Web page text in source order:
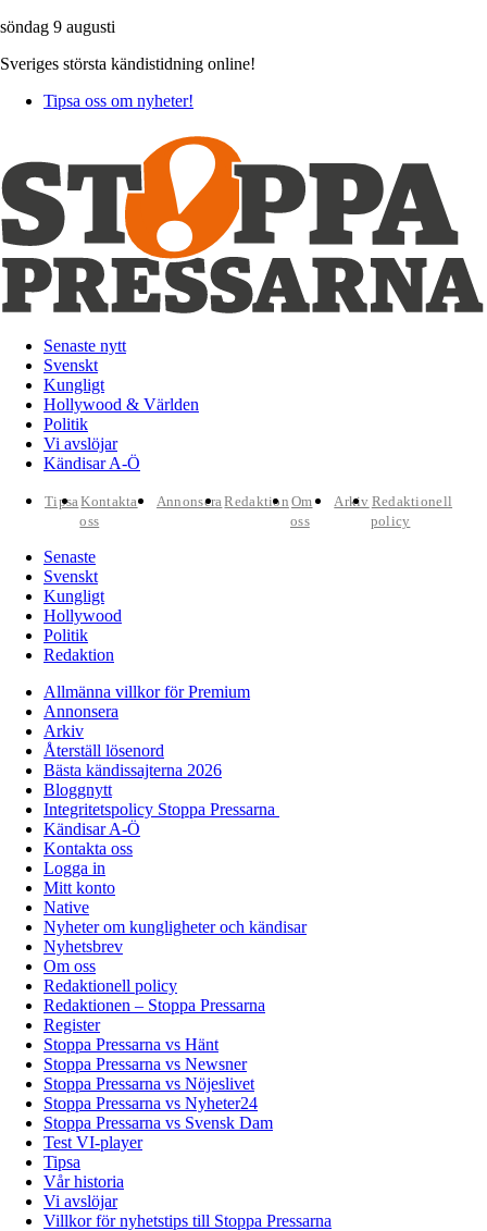
söndag 9 augusti
Sveriges största kändistidning online!
Tipsa oss om nyheter!
Senaste nytt
Svenskt
Kungligt
Hollywood & Världen
Politik
Vi avslöjar
Kändisar A-Ö
TipsaKontakta
oss
AnnonseraRedaktion Om
oss
Arkiv Redaktionell
policy
Senaste
Svenskt
Kungligt
Hollywood
Politik
Redaktion
Allmänna villkor för Premium
Annonsera
Arkiv
Återställ lösenord
Bästa kändissajterna 2026
Bloggnytt
Integritetspolicy Stoppa Pressarna
Kändisar A-Ö
Kontakta oss
Logga in
Mitt konto
Native
Nyheter om kungligheter och kändisar
Nyhetsbrev
Om oss
Redaktionell policy
Redaktionen – Stoppa Pressarna
Register
Stoppa Pressarna vs Hänt
Stoppa Pressarna vs Newsner
Stoppa Pressarna vs Nöjeslivet
Stoppa Pressarna vs Nyheter24
Stoppa Pressarna vs Svensk Dam
Test VI-player
Tipsa
Vår historia
Vi avslöjar
Villkor för nyhetstips till Stoppa Pressarna